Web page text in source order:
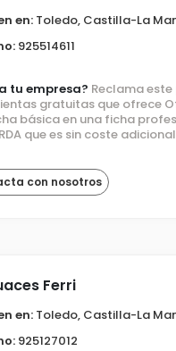
en: Toledo, Castilla-La
925514611
tu empresa? Reclama
gratuitas que ofrece
básica en una ficha
que es sin coste
con nosotros
Ferri
en: Toledo, Castilla-La
925127012